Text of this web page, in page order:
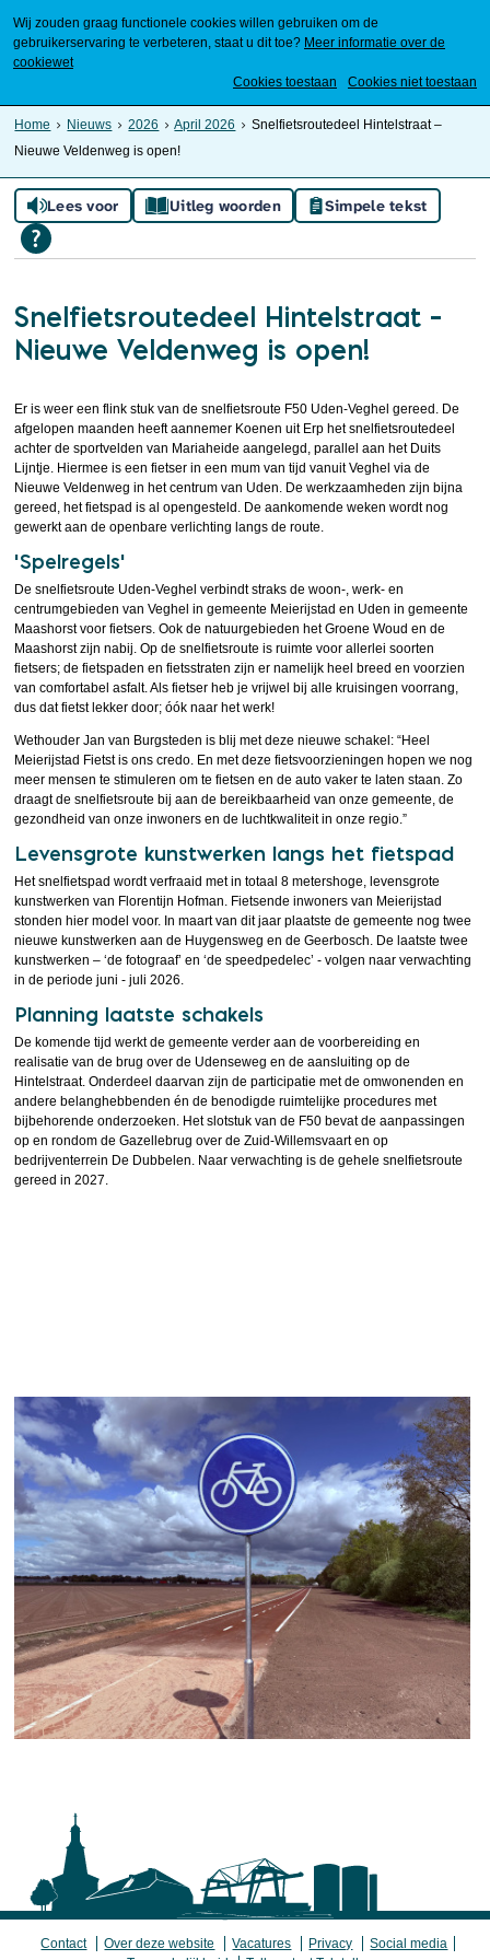
Wij zouden graag functionele cookies willen gebruiken om de
gebruikerservaring te verbeteren, staat u dit toe? Meer informatie over de
cookiewet
Cookies toestaan
Cookies niet toestaan
Home Nieuws 2026 April 2026
Snelfietsroutedeel Hintelstraat –
Nieuwe Veldenweg is open!
Lees voor Uitleg woorden Simpele tekst
Snelfietsroutedeel Hintelstraat –
Nieuwe Veldenweg is open!
Er is weer een flink stuk van de snelfietsroute F50 Uden-Veghel gereed. De
afgelopen maanden heeft aannemer Koenen uit Erp het snelfietsroutedeel
achter de sportvelden van Mariaheide aangelegd, parallel aan het Duits
Lijntje. Hiermee is een fietser in een mum van tijd vanuit Veghel via de
Nieuwe Veldenweg in het centrum van Uden. De werkzaamheden zijn bijna
gereed, het fietspad is al opengesteld. De aankomende weken wordt nog
gewerkt aan de openbare verlichting langs de route.
‘Spelregels’
De snelfietsroute Uden-Veghel verbindt straks de woon-, werk- en
centrumgebieden van Veghel in gemeente Meierijstad en Uden in gemeente
Maashorst voor fietsers. Ook de natuurgebieden het Groene Woud en de
Maashorst zijn nabij. Op de snelfietsroute is ruimte voor allerlei soorten
fietsers; de fietspaden en fietsstraten zijn er namelijk heel breed en voorzien
van comfortabel asfalt. Als fietser heb je vrijwel bij alle kruisingen voorrang,
dus dat fietst lekker door; óók naar het werk!
Wethouder Jan van Burgsteden is blij met deze nieuwe schakel: “Heel
Meierijstad Fietst is ons credo. En met deze fietsvoorzieningen hopen we nog
meer mensen te stimuleren om te fietsen en de auto vaker te laten staan. Zo
draagt de snelfietsroute bij aan de bereikbaarheid van onze gemeente, de
gezondheid van onze inwoners en de luchtkwaliteit in onze regio.”
Levensgrote kunstwerken langs het fietspad
Het snelfietspad wordt verfraaid met in totaal 8 metershoge, levensgrote
kunstwerken van Florentijn Hofman. Fietsende inwoners van Meierijstad
stonden hier model voor. In maart van dit jaar plaatste de gemeente nog twee
nieuwe kunstwerken aan de Huygensweg en de Geerbosch. De laatste twee
kunstwerken – ‘de fotograaf’ en ‘de speedpedelec’ - volgen naar verwachting
in de periode juni - juli 2026.
Planning laatste schakels
De komende tijd werkt de gemeente verder aan de voorbereiding en
realisatie van de brug over de Udenseweg en de aansluiting op de
Hintelstraat. Onderdeel daarvan zijn de participatie met de omwonenden en
andere belanghebbenden én de benodigde ruimtelijke procedures met
bijbehorende onderzoeken. Het slotstuk van de F50 bevat de aanpassingen
op en rondom de Gazellebrug over de Zuid-Willemsvaart en op
bedrijventerrein De Dubbelen. Naar verwachting is de gehele snelfietsroute
gereed in 2027.
Contact Over deze website Vacatures Privacy
Social media